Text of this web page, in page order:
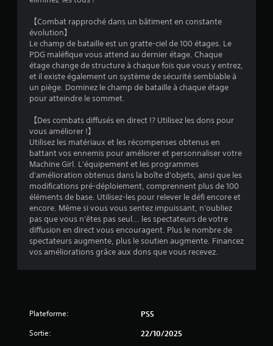
8
3
i
s
)
【Combat rapproché dans un bâtiment en constante
évolution】
Le champ de bataille est un gratte-ciel de 100 étages. Le
PDG maléfique vous attend au dernier étage. Chaque
étage change de structure à chaque fois que vous y entrez,
et il existe également un système de sécurité semblable à
un piège. Dominez le champ de bataille à chaque étage
pour atteindre le sommet.
【Des combats diffusés en direct !? Utilisez les dons pour
vous améliorer !】
Utilisez les matériaux et les récompenses obtenus en
battant vos ennemis pour améliorer et personnaliser votre
Machine Girl. L'équipement et les programmes
d'amélioration obtenus dans la boîte d'objets, ainsi que les
modifications pré-déploiement, comprennent plus de 100
éléments de base. Utilisez-les pour relever le défi encore et
encore. Même si vous vous sentez impuissant, n'oubliez
pas que vous n'êtes pas seul... les spectateurs de votre
diffusion en direct vous encouragent. Plus le nombre de
spectateurs augmente, plus le soutien augmente. Financez
vos améliorations grâce aux dons que vous recevez.
Plateforme: PS5
Sortie: 22/10/2025